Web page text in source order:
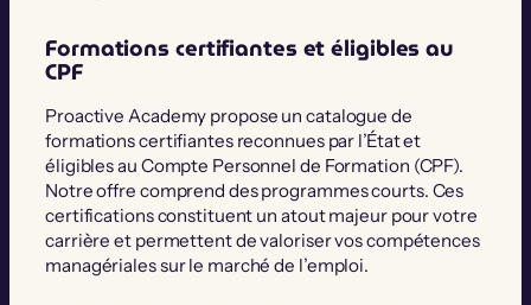
Formations certifiantes et éligibles au
CPF
Proactive Academy propose un catalogue de
formations certifiantes reconnues par l’État et
éligibles au Compte Personnel de Formation (CPF).
Notre offre comprend des programmes courts. Ces
certifications constituent un atout majeur pour votre
carrière et permettent de valoriser vos compétences
managériales sur le marché de l’emploi.